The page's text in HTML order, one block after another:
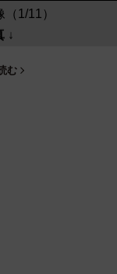
1/11）
む